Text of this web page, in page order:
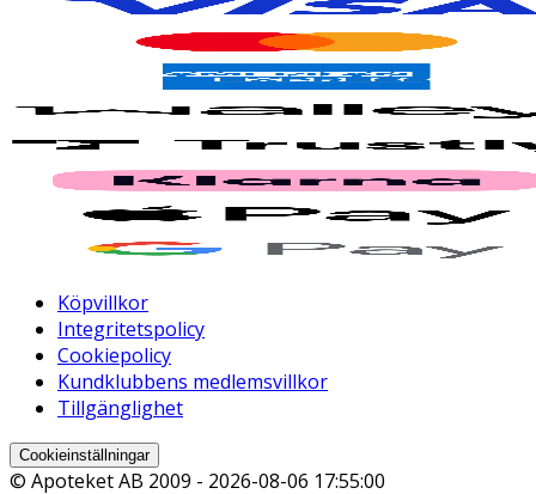
Köpvillkor
Integritetspolicy
Cookiepolicy
Kundklubbens medlemsvillkor
Tillgänglighet
Cookieinställningar
© Apoteket AB 2009 - 2026-08-06 17:55:00